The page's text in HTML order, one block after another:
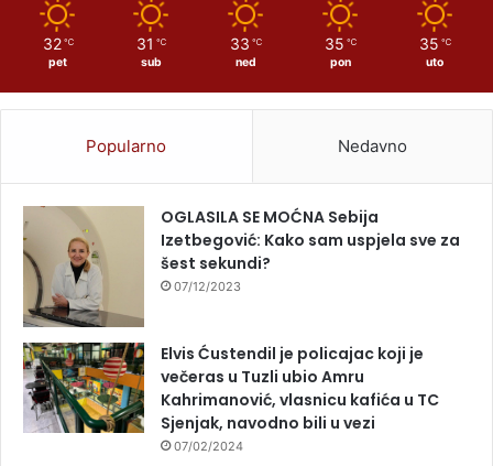
32 ℃
pet
31 ℃
sub
33 ℃
ned
35 ℃
pon
35 ℃
uto
Popularno Nedavno
OGLASILA SE MOĆNA Sebija
Izetbegović: Kako sam uspjela sve za
šest sekundi?
07/12/2023
Elvis Ćustendil je policajac koji je
večeras u Tuzli ubio Amru
Kahrimanović, vlasnicu kafića u TC
Sjenjak, navodno bili u vezi
07/02/2024